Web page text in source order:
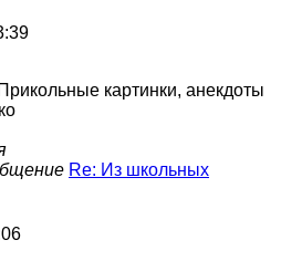
картинки, анекдоты
Re: Из школьных